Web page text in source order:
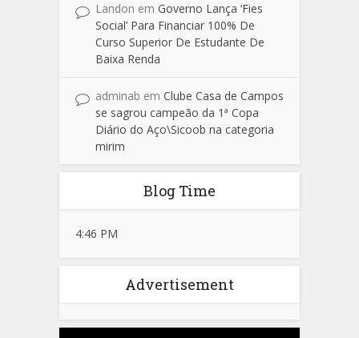
Landon em Governo Lança ‘Fies
Social’ Para Financiar 100% De
Curso Superior De Estudante De
Baixa Renda
adminab em Clube Casa de Campos
se sagrou campeão da 1ª Copa
Diário do Aço\Sicoob na categoria
mirim
Blog Time
4:46 PM
Advertisement